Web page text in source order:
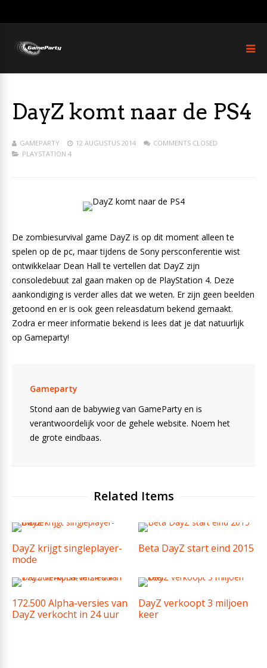
DayZ komt naar de PS4
GAMEPARTY 12 AUGUSTUS 2014
COMMENTS CLOSED
PLAYSTATION 4
De zombiesurvival game DayZ is op dit moment alleen te
spelen op de pc, maar tijdens de Sony persconferentie wist
ontwikkelaar Dean Hall te vertellen dat DayZ zijn
consoledebuut zal gaan maken op de PlayStation 4. Deze
aankondiging is verder alles dat we weten. Er zijn geen beelden
getoond en er is ook geen releasdatum bekend gemaakt.
Zodra er meer informatie bekend is lees dat je dat natuurlijk
op Gameparty!
Gameparty
Stond aan de babywieg van GameParty en is
verantwoordelijk voor de gehele website. Noem het
de grote eindbaas.
Related Items
DayZ krijgt singleplayer-
mode
Beta DayZ start eind 2015
172.500 Alpha-versies van
DayZ verkocht in 24 uur
DayZ verkoopt 3 miljoen
keer